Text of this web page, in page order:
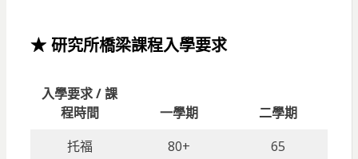
★ 研究所橋梁課程入學要求
入學要求 / 課
程時間
一學期
二學期
托福
80+
65